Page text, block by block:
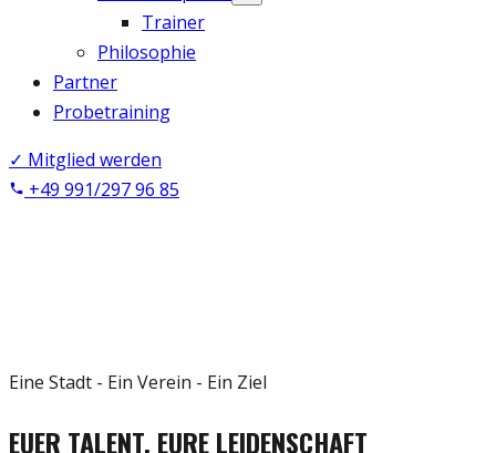
Trainer
Philosophie
Partner
Probetraining
✓ Mitglied werden
+49 991/297 96 85
Eine Stadt - Ein Verein - Ein Ziel
EUER TALENT, EURE LEIDENSCHAFT